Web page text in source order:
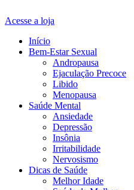
Acesse a loja
Início
Bem-Estar Sexual
Andropausa
Ejaculação Precoce
Libido
Menopausa
Saúde Mental
Ansiedade
Depressão
Insônia
Irritabilidade
Nervosismo
Dicas de Saúde
Melhor Idade